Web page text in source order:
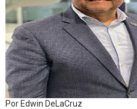
Por Edwin DeLaCruz